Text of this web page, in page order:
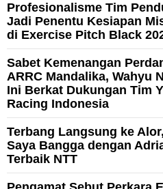
Profesionalisme Tim
Jadi Penentu Kesiapan
di Exercise Pitch Black
Sabet Kemenangan
ARRC Mandalika, Wahyu
Ini Berkat Dukungan Tim
Racing Indonesia
Terbang Langsung ke
Saya Bangga dengan
Terbaik NTT